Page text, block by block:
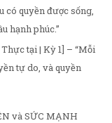
có quyền được sống,
hạnh phúc.”
tại | Kỳ 1] – “Mỗi
tự do, và quyền
và SỨC MẠNH